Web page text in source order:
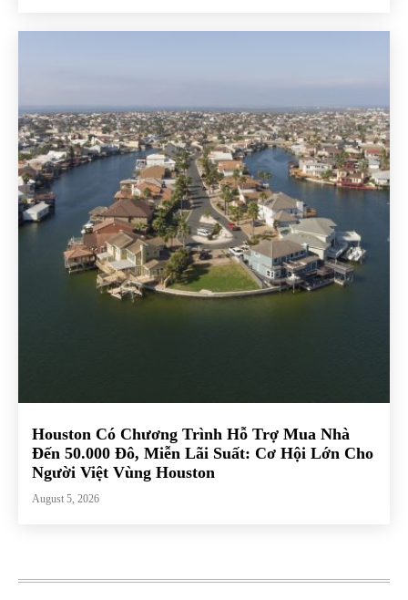
Houston Có Chương Trình Hỗ Trợ Mua Nhà
Đến 50.000 Đô, Miễn Lãi Suất: Cơ Hội Lớn Cho
Người Việt Vùng Houston
August 5, 2026